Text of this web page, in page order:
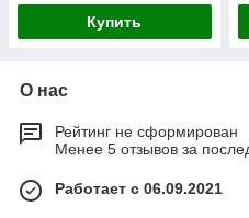
Купить
О нас
Рейтинг не сформирован
Менее 5 отзывов за
Работает с 06.09.2021